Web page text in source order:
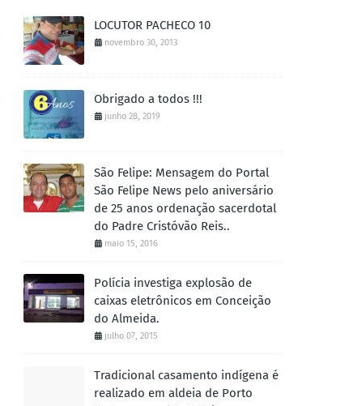
LOCUTOR PACHECO 10
novembro 30, 2013
Obrigado a todos !!!
junho 28, 2019
São Felipe: Mensagem do Portal
São Felipe News pelo aniversário
de 25 anos ordenação sacerdotal
do Padre Cristóvão Reis..
maio 15, 2016
Polícia investiga explosão de
caixas eletrônicos em Conceição
do Almeida.
julho 07, 2015
Tradicional casamento indígena é
realizado em aldeia de Porto